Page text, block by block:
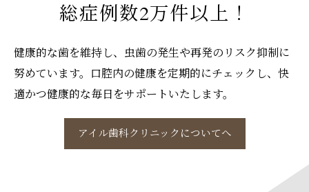
総症例数2万件以上！
健康的な歯を維持し、虫歯の発生や再発のリスク抑制に
努めています。口腔内の健康を定期的にチェックし、快
適かつ健康的な毎日をサポートいたします。
アイル歯科クリニックについてへ